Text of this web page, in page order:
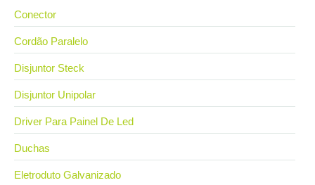
Conector
Cordão Paralelo
Disjuntor Steck
Disjuntor Unipolar
Driver Para Painel De Led
Duchas
Eletroduto Galvanizado